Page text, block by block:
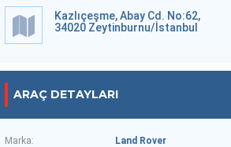
Kazlıçeşme, Abay Cd. No:62,
34020 Zeytinburnu/İstanbul
ARAÇ DETAYLARI
Marka: Land Rover